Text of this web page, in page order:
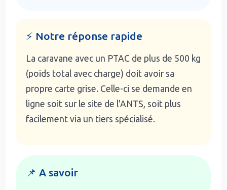
⚡ Notre réponse rapide
La caravane avec un PTAC de plus de 500 kg
(poids total avec charge) doit avoir sa
propre carte grise. Celle-ci se demande en
ligne soit sur le site de l'ANTS, soit plus
facilement via un tiers spécialisé.
📌 A savoir